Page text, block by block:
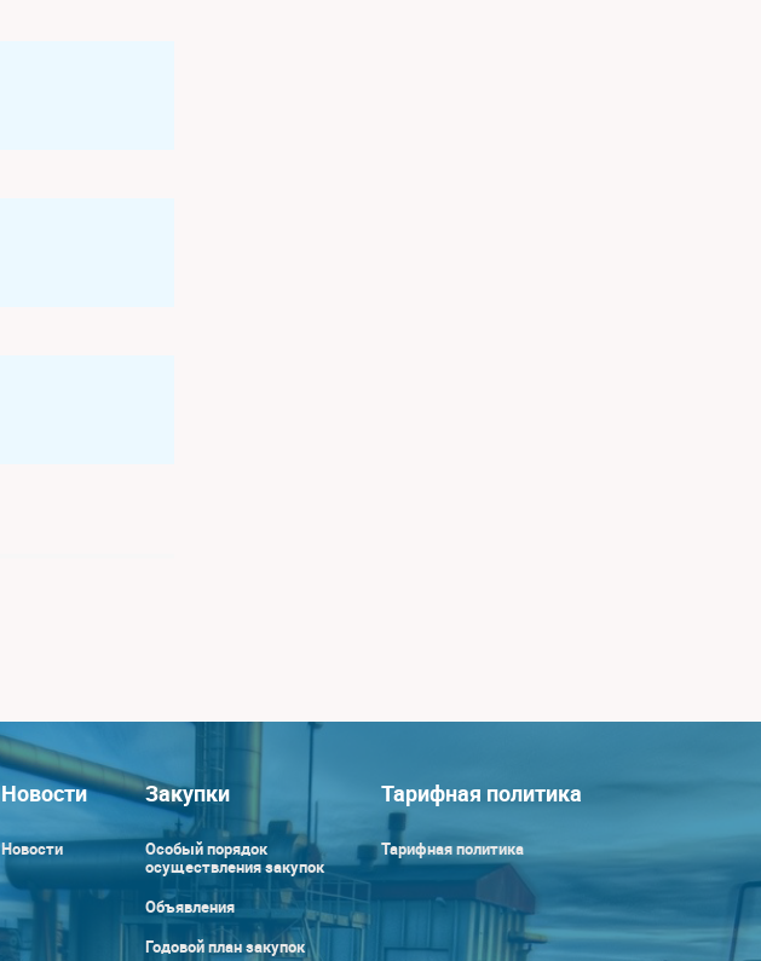
Новости
Новости
Закупки
Особый порядок
осуществления закупок
Объявления
Годовой план закупок
Тарифная политика
Тарифная политика